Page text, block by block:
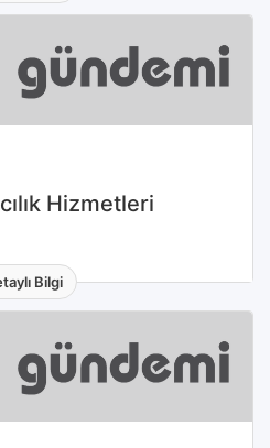
Bilgi
Hizmetleri